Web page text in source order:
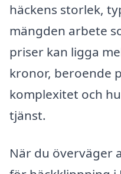
häckens storlek,
mängden arbete
priser kan ligga
kronor, beroende
komplexitet och
tjänst.
När du överväger